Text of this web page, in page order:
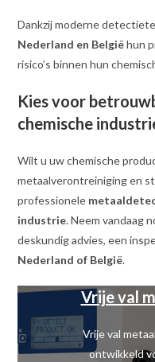
Dankzij moderne
Nederland en Belgiëhun
risico’s binnen hun
Kies voor
chemische
Wilt u uw chemische
metaalverontreiniging en
professionele
industrie. Neem vandaag
deskundig advies, een
Nederland of België.
Vrije val
Vrije val
ontwikkeld